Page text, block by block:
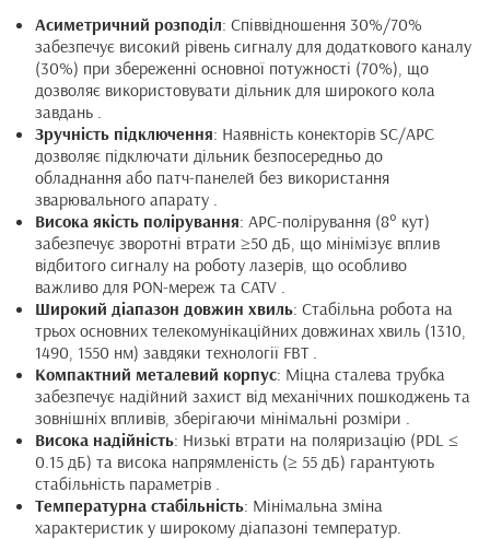
Асиметричний розподіл: Співвідношення 30%/70%
забезпечує високий рівень сигналу для додаткового каналу
(30%) при збереженні основної потужності (70%), що
дозволяє використовувати дільник для широкого кола
завдань .
Зручність підключення: Наявність конекторів SC/APC
дозволяє підключати дільник безпосередньо до
обладнання або патч-панелей без використання
зварювального апарату .
Висока якість полірування: APC-полірування (8° кут)
забезпечує зворотні втрати ≥50 дБ, що мінімізує вплив
відбитого сигналу на роботу лазерів, що особливо
важливо для PON-мереж та CATV .
Широкий діапазон довжин хвиль: Стабільна робота на
трьох основних телекомунікаційних довжинах хвиль (1310,
1490, 1550 нм) завдяки технології FBT .
Компактний металевий корпус: Міцна сталева трубка
забезпечує надійний захист від механічних пошкоджень та
зовнішніх впливів, зберігаючи мінімальні розміри .
Висока надійність: Низькі втрати на поляризацію (PDL ≤
0.15 дБ) та висока напрямленість (≥ 55 дБ) гарантують
стабільність параметрів .
Температурна стабільність: Мінімальна зміна
характеристик у широкому діапазоні температур.